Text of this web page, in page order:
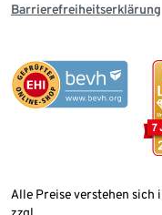
Barrierefreiheitserklärung
Alle Preise verstehen
zzgl.